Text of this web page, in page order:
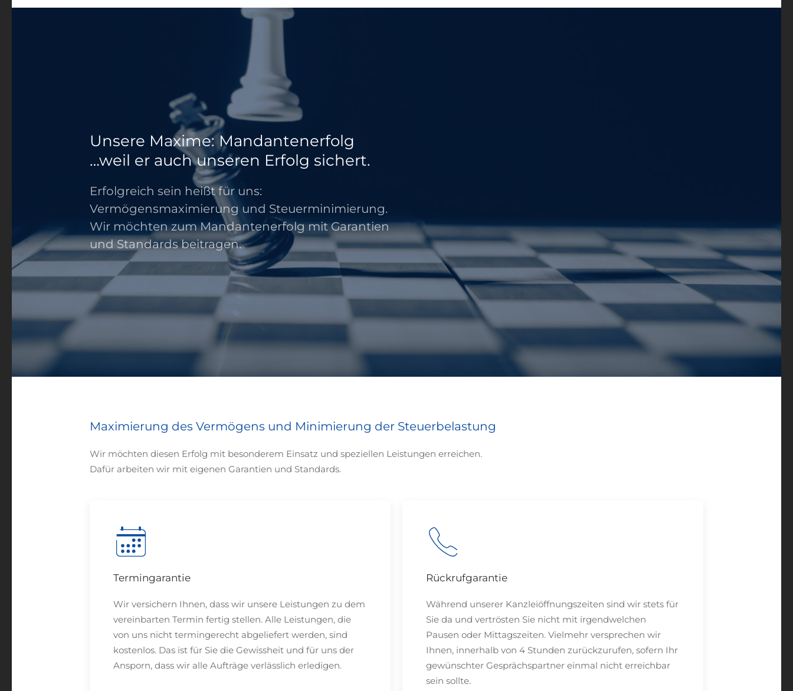
Unsere Maxime: Mandantenerfolg
…weil er auch unseren Erfolg sichert.
Erfolgreich sein heißt für uns:
Vermögensmaximierung und Steuerminimierung.
Wir möchten zum Mandantenerfolg mit Garantien
und Standards beitragen.
Maximierung des Vermögens und Minimierung der Steuerbelastung
Wir möchten diesen Erfolg mit besonderem Einsatz und speziellen Leistungen erreichen.
Dafür arbeiten wir mit eigenen Garantien und Standards.
Termingarantie
Wir versichern Ihnen, dass wir unsere Leistungen zu dem
vereinbarten Termin fertig stellen. Alle Leistungen, die
von uns nicht termingerecht abgeliefert werden, sind
kostenlos. Das ist für Sie die Gewissheit und für uns der
Ansporn, dass wir alle Aufträge verlässlich erledigen.
Rückrufgarantie
Während unserer Kanzleiöffnungszeiten sind wir stets für
Sie da und vertrösten Sie nicht mit irgendwelchen
Pausen oder Mittagszeiten. Vielmehr versprechen wir
Ihnen, innerhalb von 4 Stunden zurückzurufen, sofern Ihr
gewünschter Gesprächspartner einmal nicht erreichbar
sein sollte.